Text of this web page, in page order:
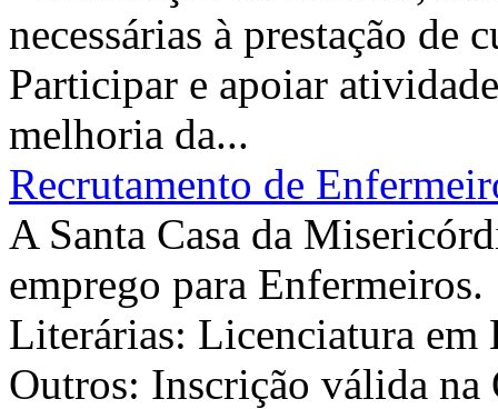
necessárias à prestação de
Participar e apoiar
melhoria da...
Recrutamento de
A Santa Casa da
emprego para
Literárias: Licenciatura em
Outros: Inscrição válida na